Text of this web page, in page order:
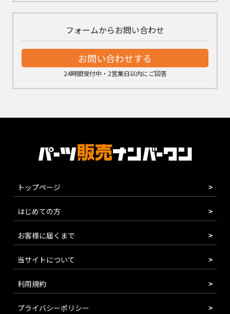
フォームからお問い合わせ
お問い合わせする
24時間受付中・2営業日以内にご回答
トップページ
はじめての方
お客様に届くまで
当サイトについて
利用規約
プライバシーポリシー